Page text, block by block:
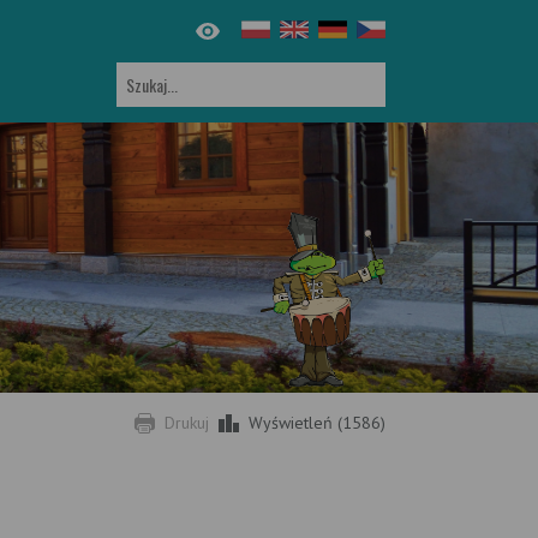
Drukuj Wyświetleń (1586)